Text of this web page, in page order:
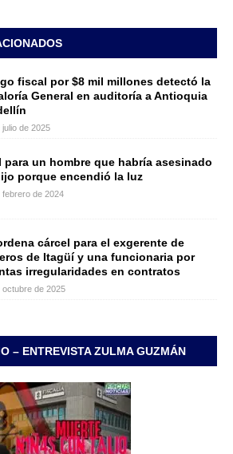
fiscal por $8 mil millones detectó la
General en auditoría a Antioquia
julio de 2025
para un hombre que habría asesinado
porque encendió la luz
febrero de 2024
cárcel para el exgerente de
de Itagüí y una funcionaria por
irregularidades en contratos
octubre de 2025
– ENTREVISTA ZULMA GUZMÁN